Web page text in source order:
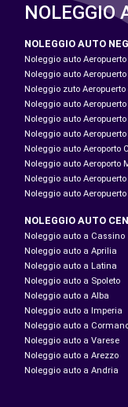
NOLEGGIO
NOLEGGIO AUTO
Noleggio auto
Noleggio auto
Noleggio zuto Aeropuerto
Noleggio auto Aeropuerto
Noleggio auto
Noleggio auto
Noleggio auto Aeroporto
Noleggio auto Aeroporto
Noleggio auto
Noleggio auto
NOLEGGIO AUTO
Noleggio auto a Cassino
Noleggio auto a Aprilia
Noleggio auto a Latina
Noleggio auto a Spoleto
Noleggio auto a Alba
Noleggio auto a Imperia
Noleggio auto a
Noleggio auto a Varese
Noleggio auto a Arezzo
Noleggio auto a Andria